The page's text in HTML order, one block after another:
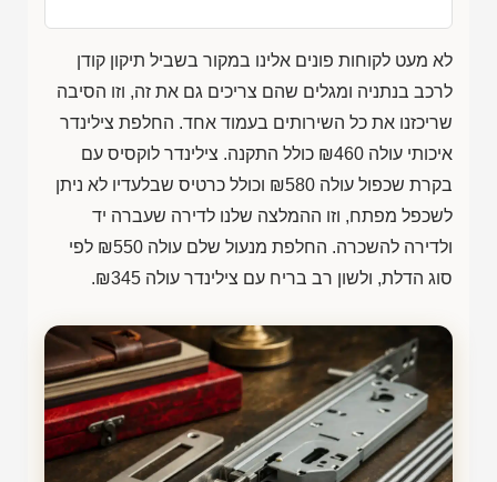
לא מעט לקוחות פונים אלינו במקור בשביל תיקון קודן
לרכב בנתניה ומגלים שהם צריכים גם את זה, וזו הסיבה
שריכזנו את כל השירותים בעמוד אחד. החלפת צילינדר
איכותי עולה ₪460 כולל התקנה. צילינדר לוקסיס עם
בקרת שכפול עולה ₪580 וכולל כרטיס שבלעדיו לא ניתן
לשכפל מפתח, וזו ההמלצה שלנו לדירה שעברה יד
ולדירה להשכרה. החלפת מנעול שלם עולה ₪550 לפי
סוג הדלת, ולשון רב בריח עם צילינדר עולה ₪345
.